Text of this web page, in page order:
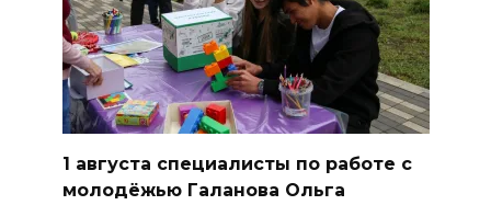
1 августа специалисты по работе с
молодёжью Галанова Ольга